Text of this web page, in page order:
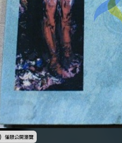
受著作權法保護-僅限於本平台有限度公